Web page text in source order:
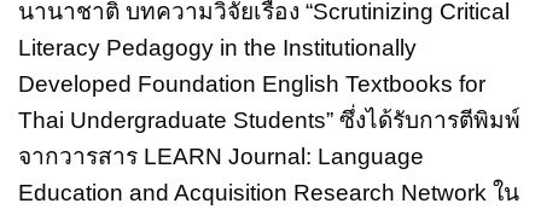
นานาชาติ บทความวิจัยเรื่อง “Scrutinizing Critical
Literacy Pedagogy in the Institutionally
Developed Foundation English Textbooks for
Thai Undergraduate Students” ซึ่งได้รับการตีพิมพ์
จากวารสาร LEARN Journal: Language
Education and Acquisition Research Network ใน